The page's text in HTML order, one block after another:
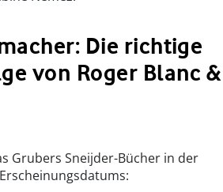
Die richtige
von Roger Blanc &
Grubers Sneijder-Bücher in der